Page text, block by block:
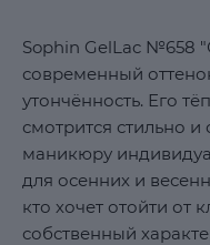
Sophin GelLac №658
современный
утончённость. Его
смотрится стильно
маникюру
для осенних и
кто хочет отойти от
собственный